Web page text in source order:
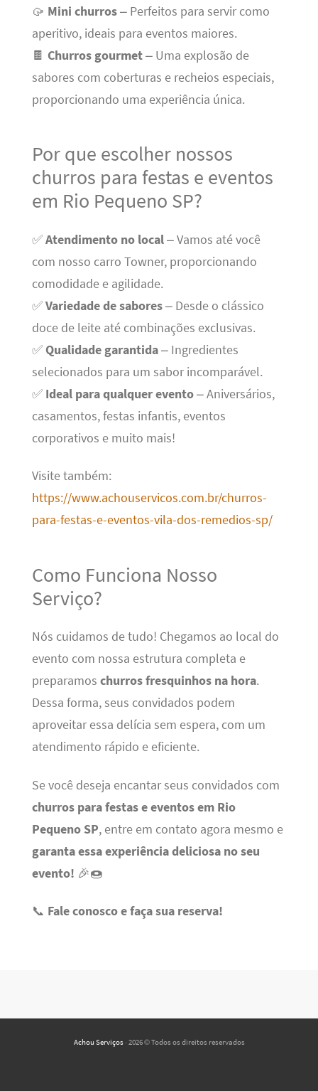
🥠 Mini churros– Perfeitos para servir como
aperitivo, ideais para eventos maiores.
🍫 Churros gourmet– Uma explosão de
sabores com coberturas e recheios especiais,
proporcionando uma experiência única.
Por que escolher nossos
churros para festas e eventos
em Rio Pequeno SP?
✅Atendimento no local– Vamos até você
com nosso carro Towner, proporcionando
comodidade e agilidade.
✅Variedade de sabores– Desde o clássico
doce de leite até combinações exclusivas.
✅ Qualidade garantida– Ingredientes
selecionados para um sabor incomparável.
✅ Ideal para qualquer evento– Aniversários,
casamentos, festas infantis, eventos
corporativos e muito mais!
Visite também:
https://www.achouservicos.com.br/churros-
para-festas-e-eventos-vila-dos-remedios-sp/
Como Funciona Nosso
Serviço?
Nós cuidamos de tudo! Chegamos ao local do
evento com nossa estrutura completa e
preparamos churros fresquinhos na hora.
Dessa forma, seus convidados podem
aproveitar essa delícia sem espera, com um
atendimento rápido e eficiente.
Se você deseja encantar seus convidados com
churros para festas e eventos em Rio
Pequeno SP, entre em contato agora mesmo e
garanta essa experiência deliciosa no seu
evento! 🎉🍩
📞 Fale conosco e faça sua reserva!
Achou Serviços· 2026 © Todos os direitos reservados